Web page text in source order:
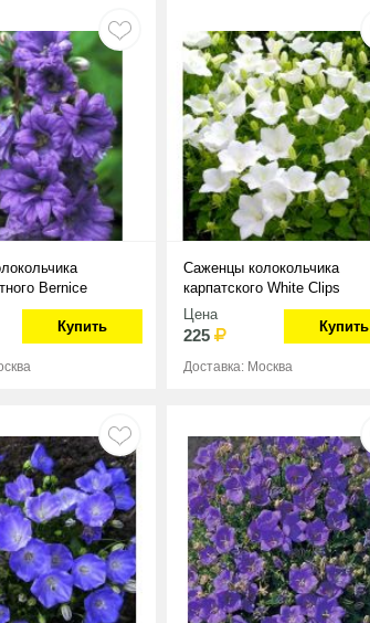
Bernice
Купить
Саженцы колокольчика
карпатского White Clips
Цена
225 Купить
Доставка: Москва